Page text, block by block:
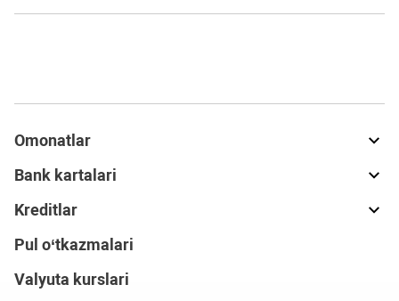
Omonatlar
Bank kartalari
Kreditlar
Pul o‘tkazmalari
Valyuta kurslari